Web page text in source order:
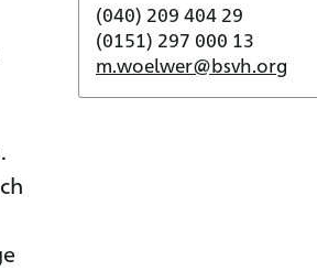
(040) 209 404 29
(0151) 297 000 13
m.woelwer@bsvh.org